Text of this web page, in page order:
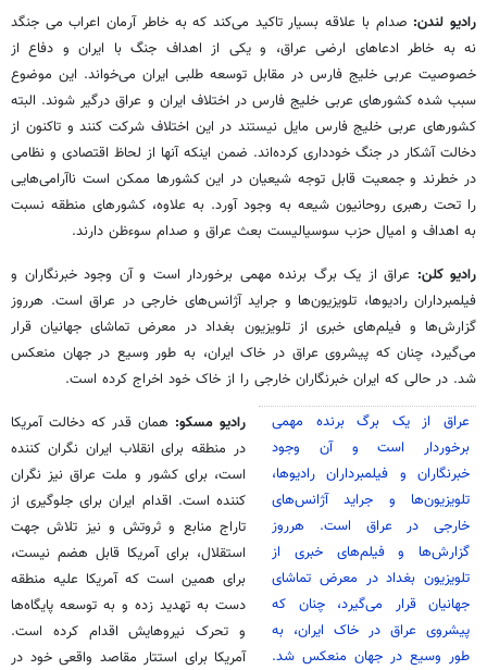
رادیو لندن: صدام با علاقه بسیار تاکید می‌کند که به خاطر آرمان اعراب می جنگد
نه به خاطر ادعاهای ارضی عراق، و یکی از اهداف جنگ با ایران و دفاع از
خصوصیت عربی خلیج فارس در مقابل توسعه طلبی ایران می‌خواند. این موضوع
سبب شده کشورهای عربی خلیج فارس در اختلاف ایران و عراق درگیر شوند. البته
کشورهای عربی خلیج فارس مایل نیستند در این اختلاف شرکت کنند و تاکنون از
دخالت آشکار در جنگ خودداری کرده‌اند. ضمن اینکه آنها از لحاظ اقتصادی و نظامی
در خطرند و جمعیت قابل توجه شیعیان در این کشورها ممکن است ناآرامی‌هایی
را تحت رهبری روحانیون شیعه به وجود آورد. به علاوه، کشورهای منطقه نسبت
به اهداف و امیال حزب سوسیالیست بعث عراق و صدام سوءظن دارند.
رادیو کلن: عراق از یک برگ برنده مهمی برخوردار است و آن وجود خبرنگاران و
فیلمبرداران رادیوها، تلویزیون‌ها و جراید آژانس‌های خارجی در عراق است. هرروز
گزارش‌ها و فیلم‌های خبری از تلویزیون بغداد در معرض تماشای جهانیان قرار
می‌گیرد، چنان که پیشروی عراق در خاک ایران، به طور وسیع در جهان منعکس
شد. در حالی که ایران خبرنگاران خارجی را از خاک خود اخراج کرده است
عراق از یک برگ برنده مهمی
برخوردار است و آن وجود
خبرنگاران و فیلمبرداران رادیوها،
تلویزیون‌ها و جراید آژانس‌های
خارجی در عراق است. هرروز
گزارش‌ها و فیلم‌های خبری از
تلویزیون بغداد در معرض تماشای
جهانیان قرار می‌گیرد، چنان که
پیشروی عراق در خاک ایران، به
طور وسیع در جهان منعکس شد.
.
رادیو مسکو: همان قدر که دخالت آمریکا
در منطقه برای انقلاب ایران نگران کننده
است، برای کشور و ملت عراق نیز نگران
کننده است. اقدام ایران برای جلوگیری از
تاراج منابع و ثروتش و نیز تلاش جهت
استقلال، برای آمریکا قابل هضم نیست،
برای همین است که آمریکا علیه منطقه
دست به تهدید زده و به توسعه پایگاه‌ها
و تحرک نیروهایش اقدام کرده است.
آمریکا برای استتار مقاصد واقعی خود در